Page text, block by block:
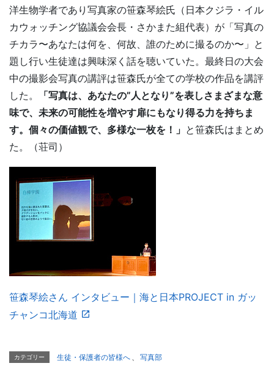
洋生物学者であり写真家の笹森琴絵氏（日本クジラ・イル
カウォッチング協議会会長・さかまた組代表）が「写真の
チカラ〜あなたは何を、何故、誰のために撮るのか〜」と
題し行い生徒達は興味深く話を聴いていた。最終日の大会
中の撮影会写真の講評は笹森氏が全ての学校の作品を講評
した。
「写真は、あなたの”人となり”を表しさまざまな意
味で、未来の可能性を増やす扉にもなり得る力を持ちま
す。個々の価値観で、多様な一枚を！」 と笹森氏はまとめ
た。（荘司）
笹森琴絵さん インタビュー｜海と日本PROJECT in ガッ
チャンコ北海道
カテゴリー 生徒・保護者の皆様へ 写真部